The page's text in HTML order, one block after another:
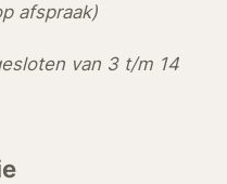
afspraak)
van 3 t/m 14